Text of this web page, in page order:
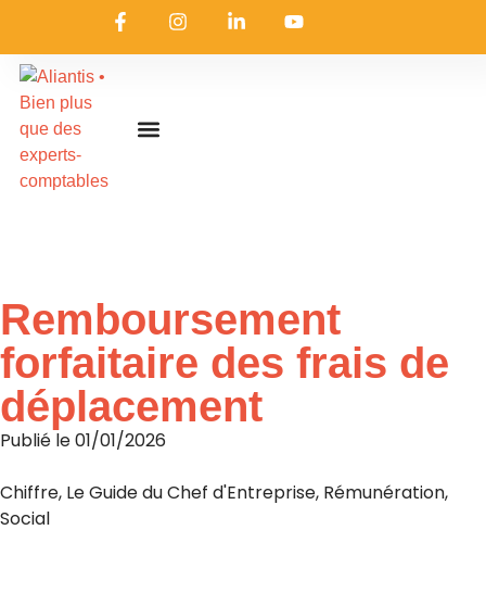
Remboursement
forfaitaire des frais de
déplacement
Publié le01/01/2026
Chiffre, Le Guide du Chef d'Entreprise, Rémunération,
Social